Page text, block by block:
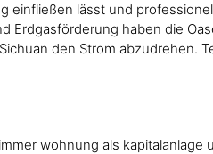
einfließen lässt und
Erdgasförderung haben die
den Strom abzudrehen.
wohnung als kapitalanlage